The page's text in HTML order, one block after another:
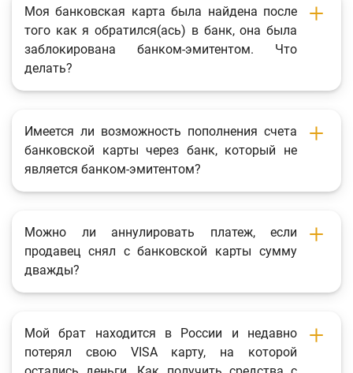
Моя банковская карта была найдена после
того как я обратился(ась) в банк, она была
заблокирована банком-эмитентом. Что
делать?
Имеется ли возможность пополнения счета
банковской карты через банк, который не
является банком-эмитентом?
Можно ли аннулировать платеж, если
продавец снял с банковской карты сумму
дважды?
Мой брат находится в России и недавно
потерял свою VISA карту, на которой